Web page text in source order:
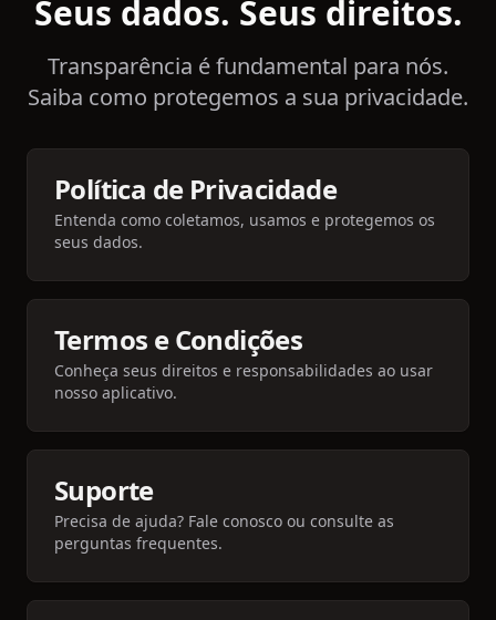
Seus dados. Seus direitos.
Transparência é fundamental para nós.
Saiba como protegemos a sua privacidade.
Política de Privacidade
Entenda como coletamos, usamos e protegemos os
seus dados.
Termos e Condições
Conheça seus direitos e responsabilidades ao usar
nosso aplicativo.
Suporte
Precisa de ajuda? Fale conosco ou consulte as
perguntas frequentes.